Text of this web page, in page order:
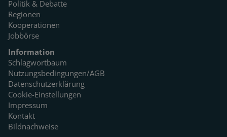
Politik & Debatte
Regionen
Kooperationen
Jobbörse
Information
Schlagwortbaum
Nutzungsbedingungen/AGB
Datenschutzerklärung
Cookie-Einstellungen
Impressum
Kontakt
Bildnachweise